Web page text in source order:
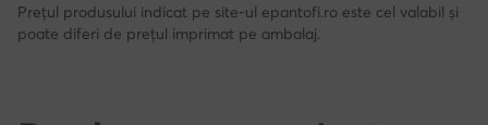
Prețul produsului indicat pe site-ul epantofi.ro este cel valabil și
poate diferi de prețul imprimat pe ambalaj.